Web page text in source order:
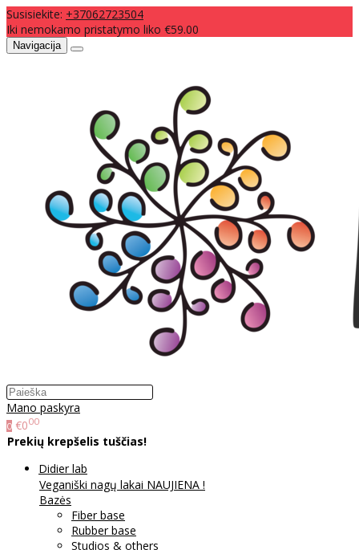
Susisiekite: +37062723504
Iki nemokamo pristatymo liko €59.00
Navigacija
Mano paskyra
0 €000
Prekių krepšelis tuščias!
Didier lab
Veganiški nagų lakai NAUJIENA !
Bazės
Fiber base
Rubber base
Studios & others